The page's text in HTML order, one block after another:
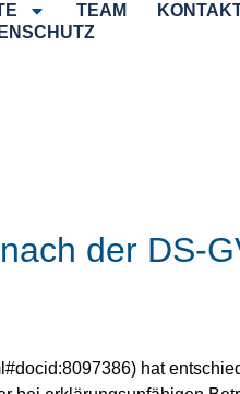
TEAM
der DS-
hat